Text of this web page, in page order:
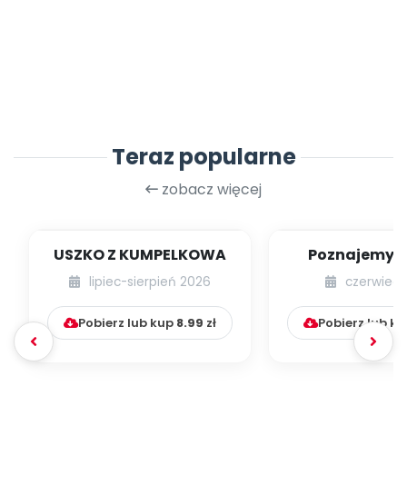
Teraz popularne
zobacz więcej
USZKO Z KUMPELKOWA
lipiec-sierpień 2026
Pobierz lub kup 8.99 zł
Poznajemy
czerwiec
Pobierz lub